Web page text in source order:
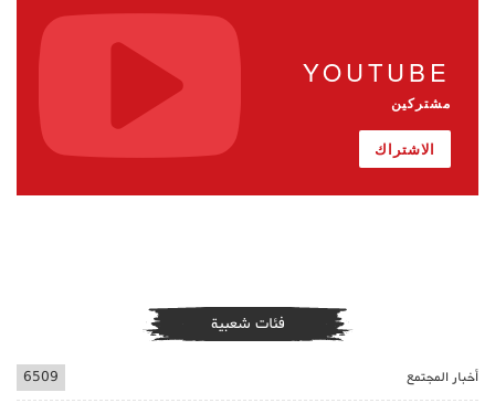
YOUTUBE
مشتركين
الاشتراك
فئات شعبية
أخبار المجتمع 6509